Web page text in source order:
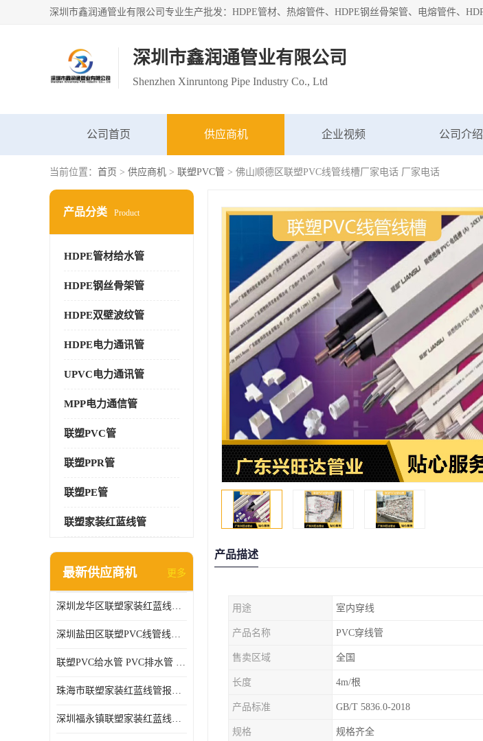
深圳市鑫润通管业有限公司
Shenzhen Xinruntong Pipe Industry Co., Ltd
公司首页 供应商机 企业视频 公司介绍
当前位置： 首页 > 供应商机 > 联塑PVC管 > 佛山顺德区联塑PVC线管线槽厂家电话 厂家电话
产品分类 Product
HDPE管材给水管
HDPE钢丝骨架管
HDPE双壁波纹管
HDPE电力通讯管
UPVC电力通讯管
MPP电力通信管
联塑PVC管
联塑PPR管
联塑PE管
联塑家装红蓝线管
最新供应商机 更多
深圳龙华区联塑家装红蓝线管报价单
深圳盐田区联塑PVC线管线槽厂商 可零售批发
联塑PVC给水管 PVC排水管 PVC线管线槽
珠海市联塑家装红蓝线管报价表 联塑水管供货商
深圳福永镇联塑家装红蓝线管价格 支持送货上门
产品描述
用途 室内穿线
产品名称 PVC穿线管
售卖区域 全国
长度 4m/根
产品标准 GB/T 5836.0-2018
规格 规格齐全